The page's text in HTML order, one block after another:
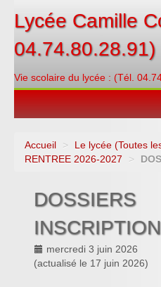
Lycée Camille
04.74.80.28.91)
Vie scolaire du lycée : (Tél.
Espace restauration
Créditer/Réserver
Accueil > Le lycée (Toutes
RENTREE 2026-2027
>
DOSSIERS
mercredi 3 juin 2026
(actualisé le 17 juin 2026)